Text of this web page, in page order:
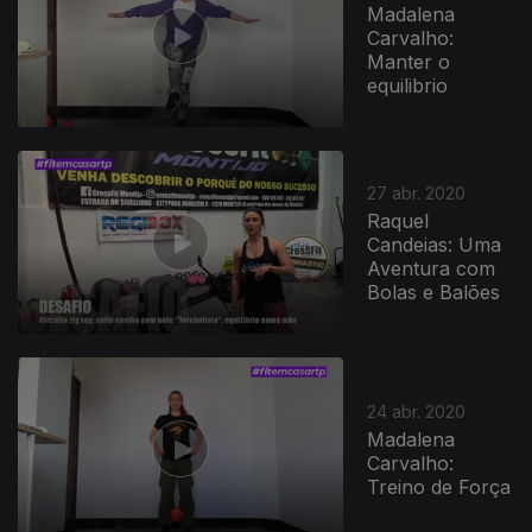
Madalena
Carvalho:
Manter o
equilibrio
27 abr. 2020
Raquel
Candeias: Uma
Aventura com
Bolas e Balões
24 abr. 2020
Madalena
Carvalho:
Treino de Força